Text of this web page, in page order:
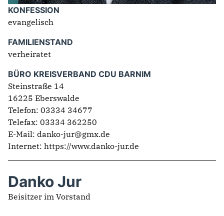
IM BUNDESTAG
PROGRAMME
WICHTIGE BESCHLÜSSE DER CDU BRANDENBURG
75 JAHRE CDU BRANDENBURG
SPENDEN
KONFESSION
evangelisch
FAMILIENSTAND
verheiratet
BÜRO KREISVERBAND CDU BARNIM
Steinstraße 14
16225 Eberswalde
Telefon: 03334 34677
Telefax: 03334 362250
E-Mail: danko-jur@gmx.de
Internet: https://www.danko-jur.de
Danko Jur
Beisitzer im Vorstand